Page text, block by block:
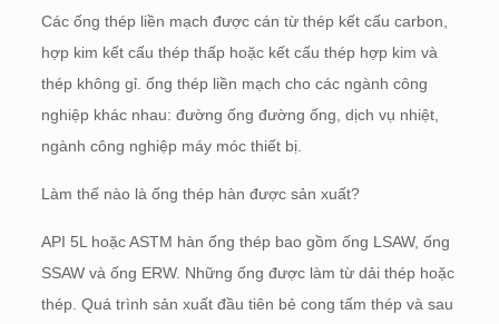
Các ống thép liền mạch được cán từ thép kết cấu carbon,
hợp kim kết cấu thép thấp hoặc kết cấu thép hợp kim và
thép không gỉ. ống thép liền mạch cho các ngành công
nghiệp khác nhau: đường ống đường ống, dịch vụ nhiệt,
ngành công nghiệp máy móc thiết bị.
Làm thế nào là ống thép hàn được sản xuất?
API 5L hoặc ASTM hàn ống thép bao gồm ống LSAW, ống
SSAW và ống ERW. Những ống được làm từ dải thép hoặc
thép. Quá trình sản xuất đầu tiên bẻ cong tấm thép và sau